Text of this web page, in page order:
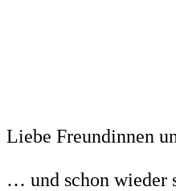
Liebe Freundinnen
… und schon wieder